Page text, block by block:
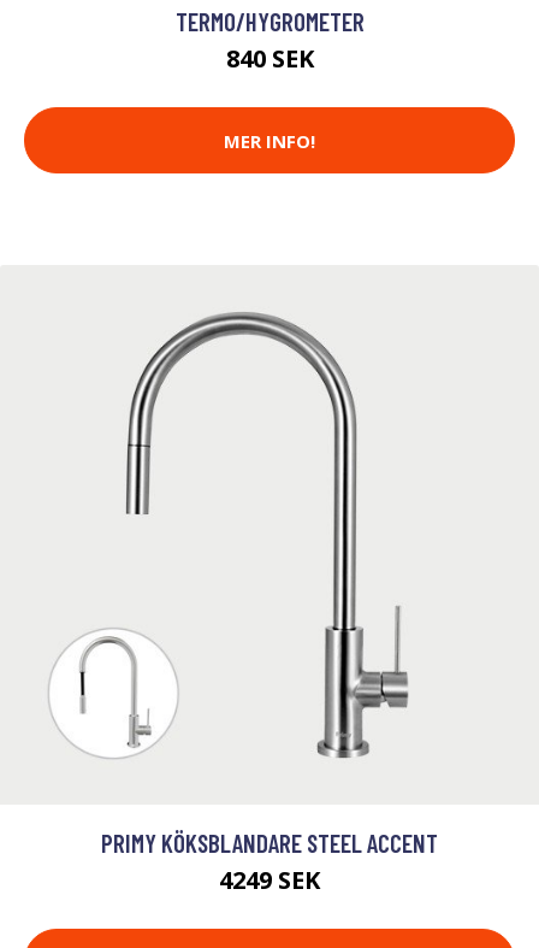
TERMO/HYGROMETER
840 SEK
MER INFO!
PRIMY KÖKSBLANDARE STEEL ACCENT
4249 SEK